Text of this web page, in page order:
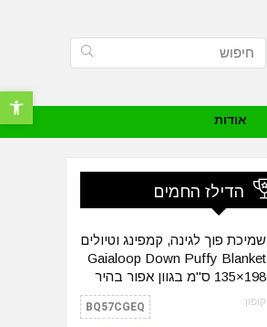
פתח
אודות
הדילז החמים
שמיכת פוך לגינה, קמפינג וטיולים
Gaialoop Down Puffy Blanket
135×198 ס"מ בגוון אפור בהיר
קופון: BQ57CGEQ